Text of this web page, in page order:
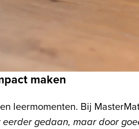
maken
leermomenten. Bij
eerder gedaan, maar door